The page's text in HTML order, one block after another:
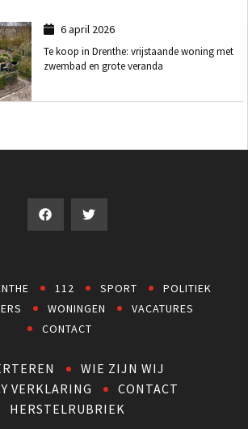
6 april 2026
Te koop in Drenthe: vrijstaande woning met
zwembad en grote veranda
112 SPORT
POLITIEK
WONINGEN
VACATURES
CONTACT
WIE ZIJN WIJ
VERKLARING
CONTACT
HERSTELRUBRIEK